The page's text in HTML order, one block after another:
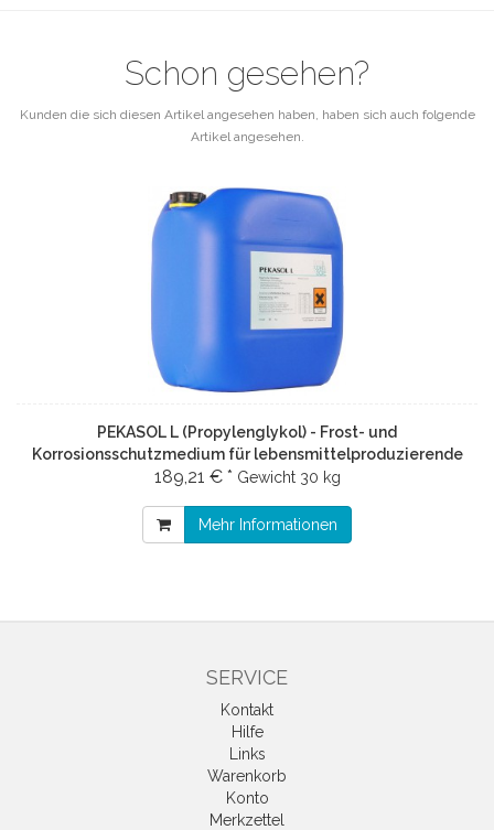
Schon gesehen?
Kunden die sich diesen Artikel angesehen haben, haben sich auch folgende
Artikel angesehen.
PEKASOL L (Propylenglykol) - Frost- und
Korrosionsschutzmedium für lebensmittelproduzierende
und technische Bereiche (Konzentrat)
189,21 € * Gewicht 30 kg
Mehr Informationen
SERVICE
Kontakt
Hilfe
Links
Warenkorb
Konto
Merkzettel